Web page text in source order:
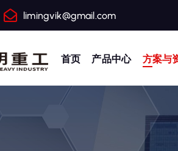
limingvik@gmail.com
矿渣立磨
首页 产品中心 方案与